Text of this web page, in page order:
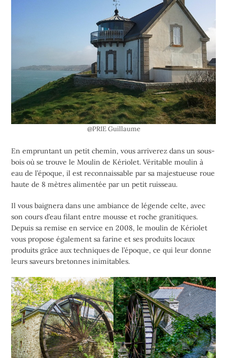
@PRIE Guillaume
En empruntant un petit chemin, vous arriverez dans un sous-
bois où se trouve le Moulin de Kériolet. Véritable moulin à
eau de l’époque, il est reconnaissable par sa majestueuse roue
haute de 8 mètres alimentée par un petit ruisseau.
Il vous baignera dans une ambiance de légende celte, avec
son cours d’eau filant entre mousse et roche granitiques.
Depuis sa remise en service en 2008, le moulin de Kériolet
vous propose également sa farine et ses produits locaux
produits grâce aux techniques de l’époque, ce qui leur donne
leurs saveurs bretonnes inimitables.